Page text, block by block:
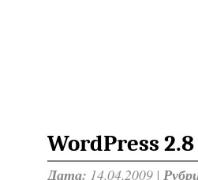
WordPress 2.8
Дата: 14.04.2009 |